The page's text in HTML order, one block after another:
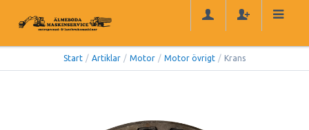
Start / Artiklar / Motor / Motor övrigt / Krans